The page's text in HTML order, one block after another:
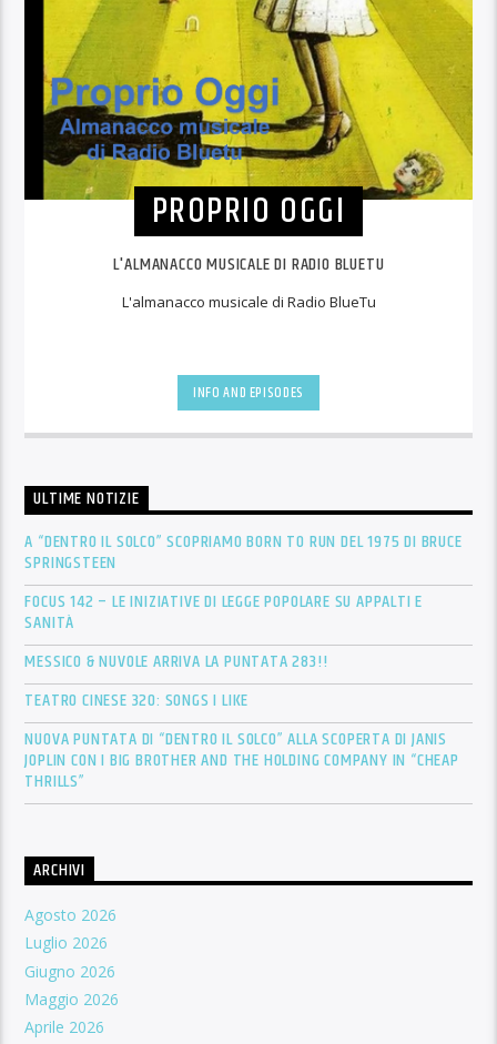
PROPRIO OGGI
L'ALMANACCO MUSICALE DI RADIO BLUETU
L'almanacco musicale di Radio BlueTu
INFO AND EPISODES
ULTIME NOTIZIE
A “DENTRO IL SOLCO” SCOPRIAMO BORN TO RUN DEL 1975 DI BRUCE
SPRINGSTEEN
FOCUS 142 – LE INIZIATIVE DI LEGGE POPOLARE SU APPALTI E
SANITÀ
MESSICO & NUVOLE ARRIVA LA PUNTATA 283!!
TEATRO CINESE 320: SONGS I LIKE
NUOVA PUNTATA DI “DENTRO IL SOLCO” ALLA SCOPERTA DI JANIS
JOPLIN CON I BIG BROTHER AND THE HOLDING COMPANY IN “CHEAP
THRILLS”
ARCHIVI
Agosto 2026
Luglio 2026
Giugno 2026
Maggio 2026
Aprile 2026